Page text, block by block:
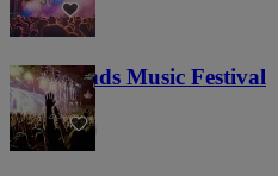
Lost Lands Music Festival
121